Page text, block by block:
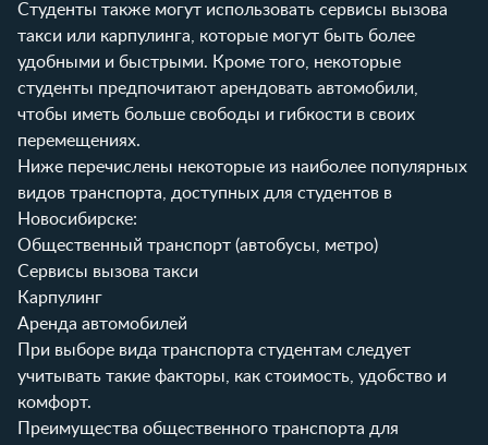
Студенты также могут использовать сервисы вызова
такси или карпулинга, которые могут быть более
удобными и быстрыми. Кроме того, некоторые
студенты предпочитают арендовать автомобили,
чтобы иметь больше свободы и гибкости в своих
перемещениях.
Ниже перечислены некоторые из наиболее популярных
видов транспорта, доступных для студентов в
Новосибирске:
Общественный транспорт (автобусы, метро)
Сервисы вызова такси
Карпулинг
Аренда автомобилей
При выборе вида транспорта студентам следует
учитывать такие факторы, как стоимость, удобство и
комфорт.
Преимущества общественного транспорта для